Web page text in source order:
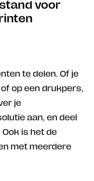
voor
te delen. Of je
op een drukpers,
je
aan, en deel
is het de
met meerdere